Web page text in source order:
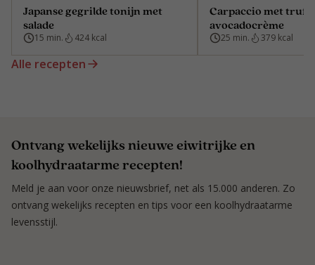
Japanse gegrilde tonijn met
salade
15 min. 424 kcal
Carpaccio met
avocadocrème
25 min. 379 kcal
Alle recepten
Ontvang wekelijks nieuwe eiwitrijke en
koolhydraatarme recepten!
Meld je aan voor onze nieuwsbrief, net als 15.000 anderen. Zo
ontvang wekelijks recepten en tips voor een koolhydraatarme
levensstijl.